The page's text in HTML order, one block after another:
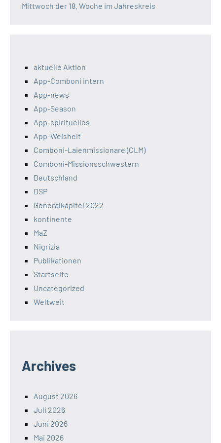
Mittwoch der 18. Woche im Jahreskreis
aktuelle Aktion
App-Comboni intern
App-news
App-Season
App-spirituelles
App-Weisheit
Comboni-Laienmissionare (CLM)
Comboni-Missionsschwestern
Deutschland
DSP
Generalkapitel 2022
kontinente
MaZ
Nigrizia
Publikationen
Startseite
Uncategorized
Weltweit
Archives
August 2026
Juli 2026
Juni 2026
Mai 2026